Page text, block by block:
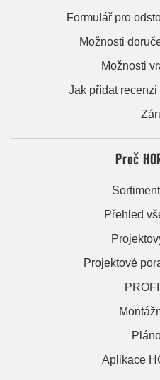
Formulář pro
Možnosti
Možnosti
Jak přidat
Proč
Přehled
Projektové
Aplikace